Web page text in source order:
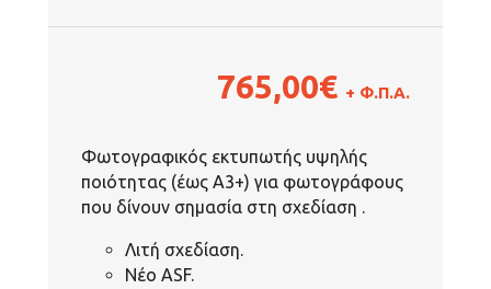
765,00€ + Φ.Π.Α.
Φωτογραφικός εκτυπωτής υψηλής
ποιότητας (έως A3+) για φωτογράφους
που δίνουν σημασία στη σχεδίαση .
Λιτή σχεδίαση.
Νέο ASF.